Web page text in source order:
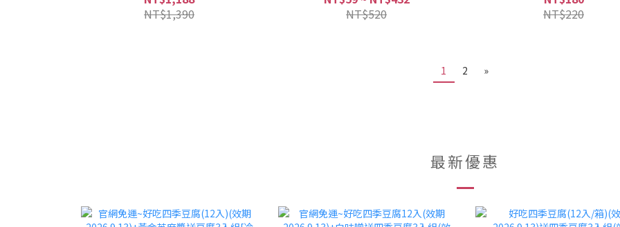
NT$1,390
NT$520
NT$220
1 2 »
最新優惠